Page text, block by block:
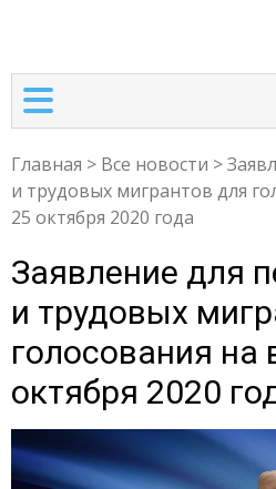
Главная > Все новости >
и трудовых мигрантов для
25 октября 2020 года
Заявление для
и трудовых
голосования на
октября 2020